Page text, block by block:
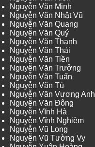
Nguyễn Văn Minh
Nguyễn Văn Nhật Vũ
Nguyễn Văn Quang
Nguyễn Văn Quý
Nguyễn Văn Thanh
Nguyễn Văn Thái
Nguyễn Văn Tiền
Nguyễn Văn Trưởng
Nguyễn Văn Tuấn
Nguyễn Văn Tú
Nguyễn Văn Vương Anh
Nguyễn Văn Đông
Nguyễn Vĩnh Hà
Nguyễn Vĩnh Nghiêm
Nguyễn Vũ Long
Nguyễn Vũ Tường Vy